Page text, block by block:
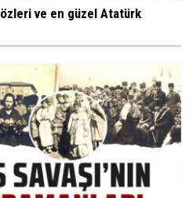
ve en güzel Atatürk